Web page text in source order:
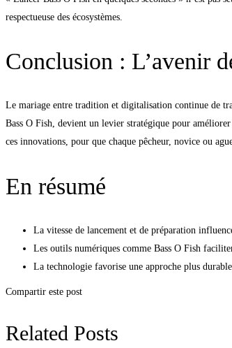
respectueuse des écosystèmes.
Conclusion : L’avenir
Le mariage entre tradition et digitalisation continue de
Bass O Fish, devient un levier stratégique pour
ces innovations, pour que chaque pêcheur, novice ou
En résumé
La vitesse de lancement et de préparation
Les outils numériques comme Bass O Fish
La technologie favorise une approche plus
Compartir este post
Related Posts